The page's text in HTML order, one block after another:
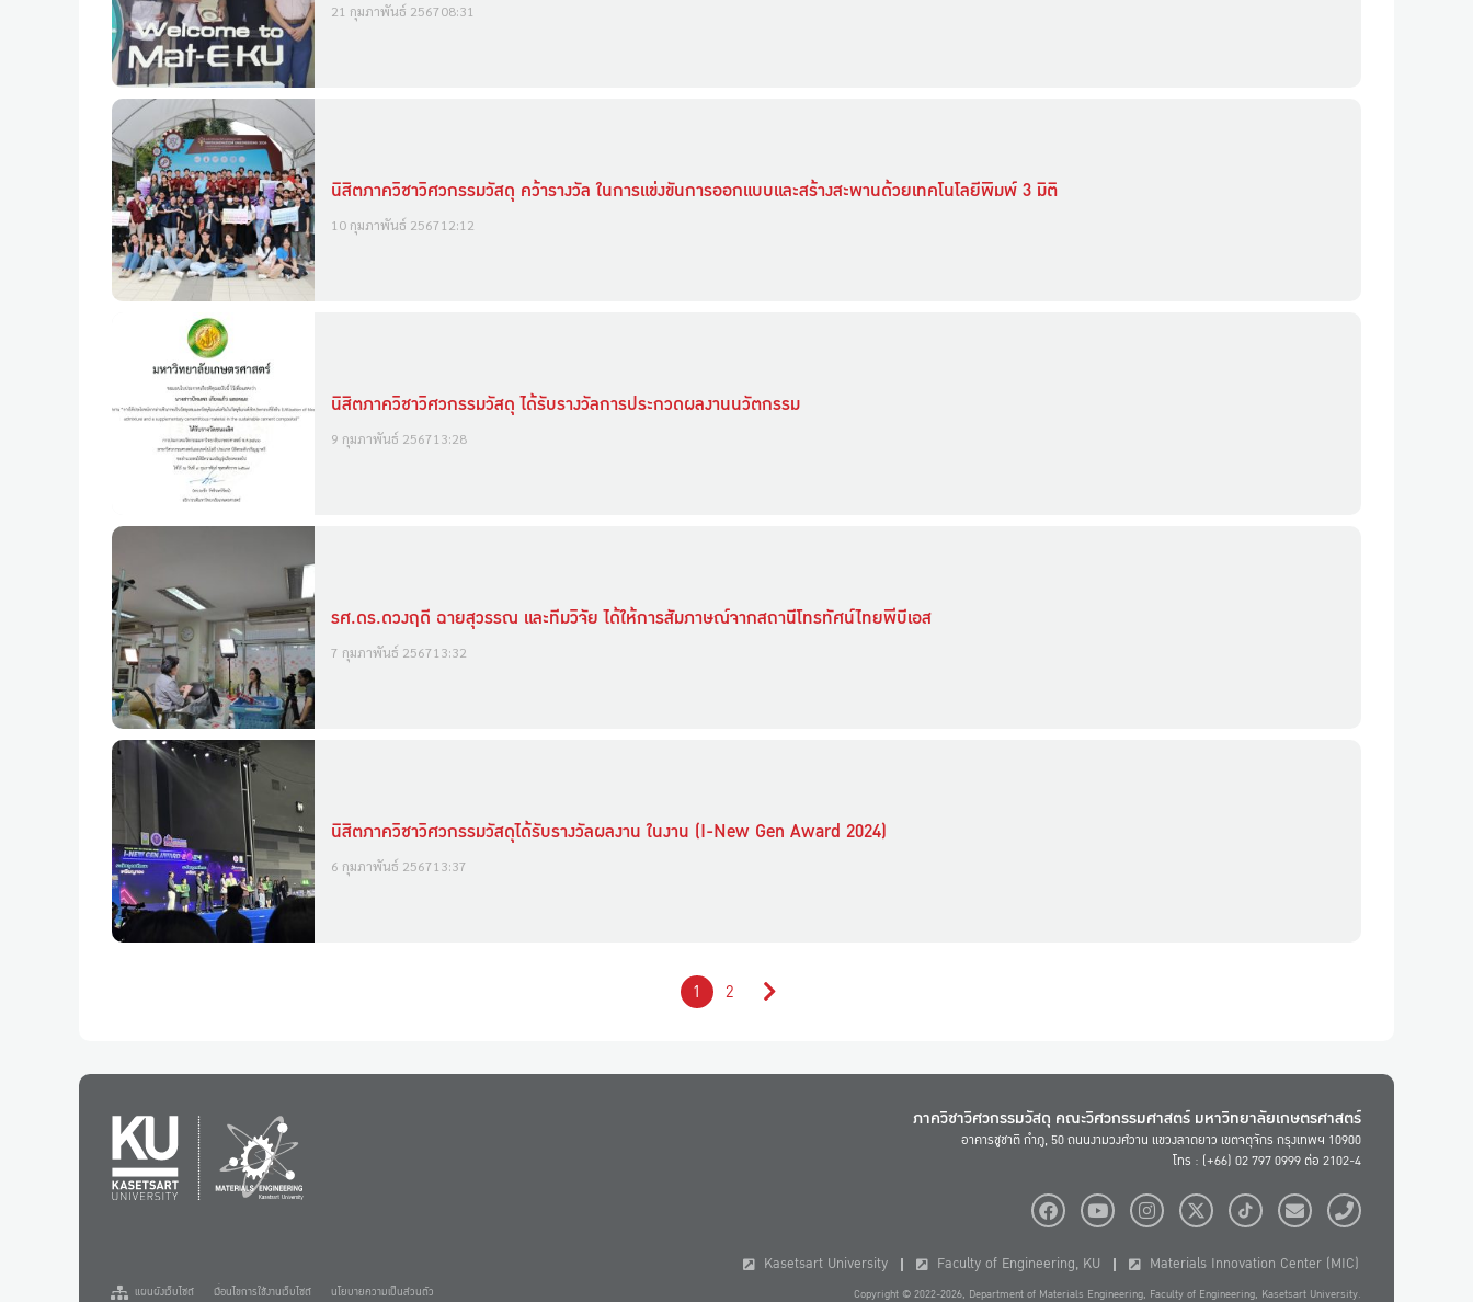
21 กุมภาพันธ์ 256708:31
นิสิตภาควิชาวิศวกรรมวัสดุ คว้ารางวัล ในการแข่งขันการออกแบบและสร้างสะพานด้วยเทคโนโลยีพิมพ์ 3 มิติ
10 กุมภาพันธ์ 256712:12
นิสิตภาควิชาวิศวกรรมวัสดุ ได้รับรางวัลการประกวดผลงานนวัตกรรม
9 กุมภาพันธ์ 256713:28
รศ.ดร.ดวงฤดี ฉายสุวรรณ และทีมวิจัย ได้ให้การสัมภาษณ์จากสถานีโทรทัศน์ไทยพีบีเอส
7 กุมภาพันธ์ 256713:32
นิสิตภาควิชาวิศวกรรมวัสดุได้รับรางวัลผลงาน ในงาน (I-New Gen Award 2024)
6 กุมภาพันธ์ 256713:37
1 2
แผนผังเว็บไซต์ เงื่อนไขการใช้งานเว็บไซต์ นโยบายความเป็นส่วนตัว
ภาควิชาวิศวกรรมวัสดุ คณะวิศวกรรมศาสตร์ มหาวิทยาลัยเกษตรศาสตร์
อาคารชูชาติ กำภู, 50 ถนนงามวงศ์วาน แขวงลาดยาว เขตจตุจักร กรุงเทพฯ 10900
โทร : (+66) 02 797 0999 ต่อ 2102-4
Kasetsart University Faculty of Engineering, KU Materials Innovation Center (MIC)
Copyright © 2022-2026, Department of Materials Engineering, Faculty of Engineering, Kasetsart University.